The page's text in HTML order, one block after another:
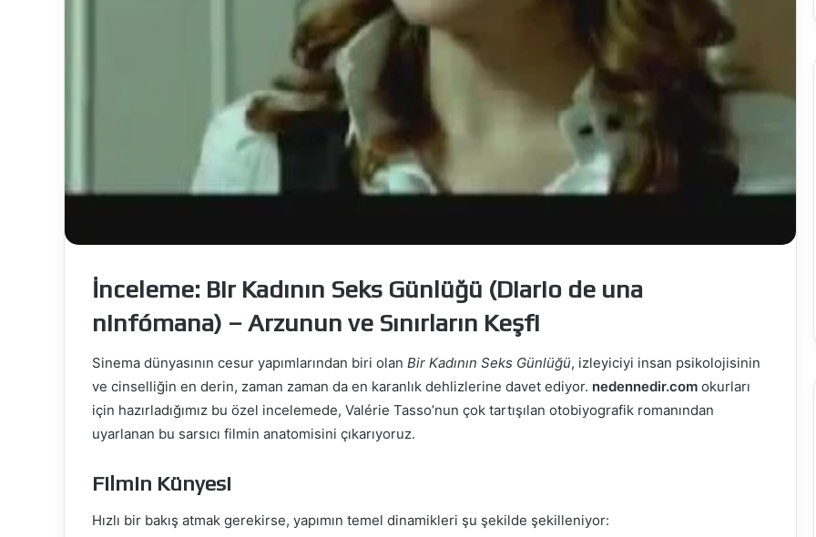
İnceleme: Bir Kadının Seks Günlüğü (Diario de una
ninfómana) – Arzunun ve Sınırların Keşfi
Sinema dünyasının cesur yapımlarından biri olan Bir Kadının Seks Günlüğü, izleyiciyi insan psikolojisinin
ve cinselliğin en derin, zaman zaman da en karanlık dehlizlerine davet ediyor. nedennedir.comokurları
için hazırladığımız bu özel incelemede, Valérie Tasso’nun çok tartışılan otobiyografik romanından
uyarlanan bu sarsıcı filmin anatomisini çıkarıyoruz.
Filmin Künyesi
Hızlı bir bakış atmak gerekirse, yapımın temel dinamikleri şu şekilde şekilleniyor:
Onur
Ünlü’den
Dikkat
Fe
Yayında
Onur Ünlü’den Dikkat Çeken Proje:
‘Kün Fe Yekün’ Yayında
Ölüme
Adam
Kasım 13, 2025
Ölüme Koşan Adam